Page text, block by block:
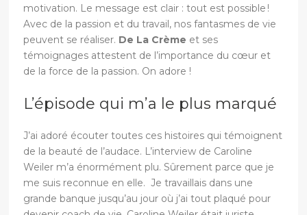
motivation. Le message est clair : tout est possible !
Avec de la passion et du travail, nos fantasmes de vie
peuvent se réaliser. De La Crème et ses
témoignages attestent de l’importance du cœur et
de la force de la passion. On adore !
L’épisode qui m’a le plus marqué
J’ai adoré écouter toutes ces histoires qui témoignent
de la beauté de l’audace. L’interview de Caroline
Weiler m’a énormément plu. Sûrement parce que je
me suis reconnue en elle. Je travaillais dans une
grande banque jusqu’au jour où j’ai tout plaqué pour